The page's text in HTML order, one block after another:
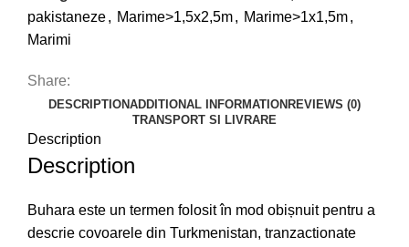
pakistaneze, Marime>1,5x2,5m, Marime>1x1,5m,
Marimi
Share:
DESCRIPTIONADDITIONAL INFORMATION REVIEWS (0)
TRANSPORT SI LIVRARE
Description
Description
Buhara este un termen folosit în mod obișnuit pentru a
descrie covoarele din Turkmenistan, tranzactionate